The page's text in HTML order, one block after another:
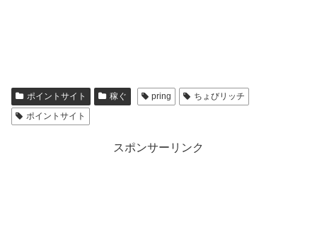
ポイントサイト 稼ぐ pring
ちょびリッチ
ポイントサイト
スポンサーリンク